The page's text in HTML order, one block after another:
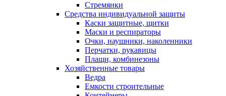
Стремянки
Средства индивидуальной защиты
Каски защитные, щитки
Маски и респираторы
Очки, наушники, наколенники
Перчатки, рукавицы
Плащи, комбинезоны
Хозяйственные товары
Ведра
Емкости строительные